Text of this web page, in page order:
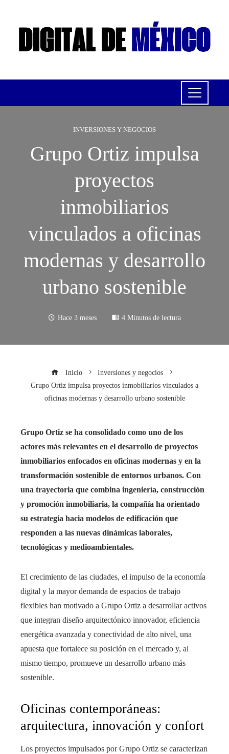
INVERSIONES Y NEGOCIOS
Grupo Ortiz impulsa
proyectos
inmobiliarios
vinculados a oficinas
modernas y desarrollo
urbano sostenible
Hace 3 meses 4 Minutos de lectura
Inicio
Inversiones y negocios
Grupo Ortiz impulsa proyectos inmobiliarios vinculados a
oficinas modernas y desarrollo urbano sostenible
Grupo Ortiz se ha consolidado como uno de los
actores más relevantes en el desarrollo de proyectos
inmobiliarios enfocados en oficinas modernas y en la
transformación sostenible de entornos urbanos. Con
una trayectoria que combina ingeniería, construcción
y promoción inmobiliaria, la compañía ha orientado
su estrategia hacia modelos de edificación que
responden a las nuevas dinámicas laborales,
tecnológicas y medioambientales.
El crecimiento de las ciudades, el impulso de la economía
digital y la mayor demanda de espacios de trabajo
flexibles han motivado a Grupo Ortiz a desarrollar activos
que integran diseño arquitectónico innovador, eficiencia
energética avanzada y conectividad de alto nivel, una
apuesta que fortalece su posición en el mercado y, al
mismo tiempo, promueve un desarrollo urbano más
sostenible.
Oficinas contemporáneas:
arquitectura, innovación y confort
Los proyectos impulsados por Grupo Ortiz se caracterizan